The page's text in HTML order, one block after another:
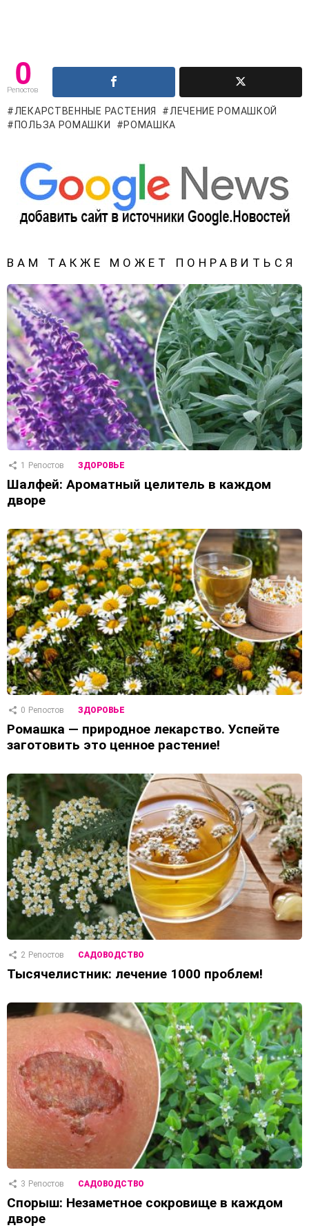
0
Репостов
ЛЕКАРСТВЕННЫЕ РАСТЕНИЯ
ЛЕЧЕНИЕ РОМАШКОЙ
ПОЛЬЗА РОМАШКИ
РОМАШКА
ВАМ ТАКЖЕ МОЖЕТ ПОНРАВИТЬСЯ
1 Репостов ЗДОРОВЬЕ
Шалфей: Ароматный целитель в каждом
дворе
0 Репостов ЗДОРОВЬЕ
Ромашка — природное лекарство. Успейте
заготовить это ценное растение!
2 Репостов САДОВОДСТВО
Тысячелистник: лечение 1000 проблем!
3 Репостов САДОВОДСТВО
Спорыш: Незаметное сокровище в каждом
дворе